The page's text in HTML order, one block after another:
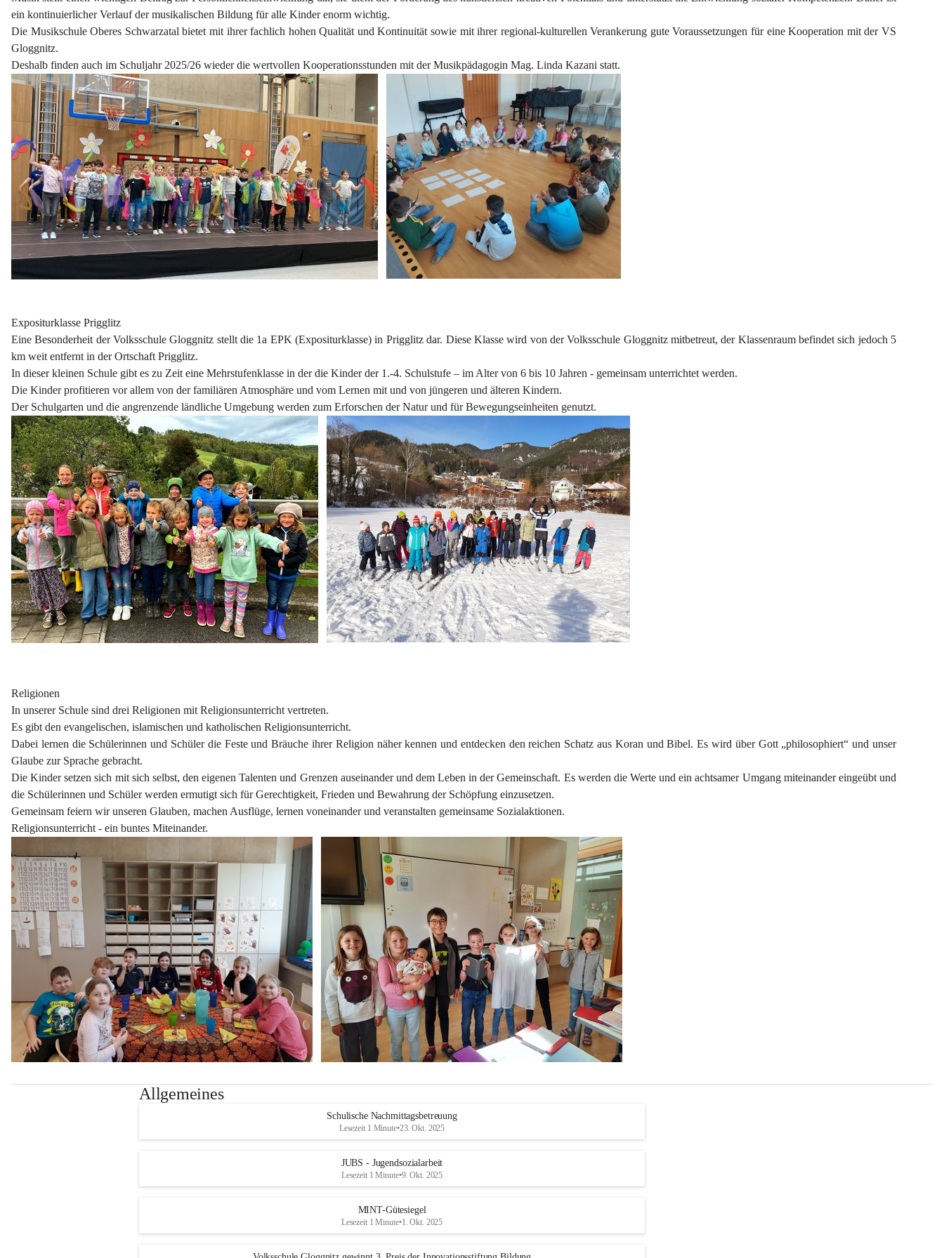
ein kontinuierlicher Verlauf der musikalischen Bildung für alle Kinder enorm wichtig.
Die Musikschule Oberes Schwarzatal bietet mit ihrer fachlich hohen Qualität und Kontinuität sowie mit ihrer regional-kulturellen Verankerung gute Voraussetzungen für eine Kooperation mit der VS
Gloggnitz.
Deshalb finden auch im Schuljahr 2025/26 wieder die wertvollen Kooperationsstunden mit der Musikpädagogin Mag. Linda Kazani statt.
Expositurklasse Prigglitz
Eine Besonderheit der Volksschule Gloggnitz stellt die 1a EPK (Expositurklasse) in Prigglitz dar. Diese Klasse wird von der Volksschule Gloggnitz mitbetreut, der Klassenraum befindet sich jedoch 5
km weit entfernt in der Ortschaft Prigglitz.
In dieser kleinen Schule gibt es zu Zeit eine Mehrstufenklasse in der die Kinder der 1.-4. Schulstufe – im Alter von 6 bis 10 Jahren - gemeinsam unterrichtet werden.
Die Kinder profitieren vor allem von der familiären Atmosphäre und vom Lernen mit und von jüngeren und älteren Kindern.
Der Schulgarten und die angrenzende ländliche Umgebung werden zum Erforschen der Natur und für Bewegungseinheiten genutzt.
Religionen
In unserer Schule sind drei Religionen mit Religionsunterricht vertreten.
Es gibt den evangelischen, islamischen und katholischen Religionsunterricht.
Dabei lernen die Schülerinnen und Schüler die Feste und Bräuche ihrer Religion näher kennen und entdecken den reichen Schatz aus Koran und Bibel. Es wird über Gott „philosophiert“ und unser
Glaube zur Sprache gebracht.
Die Kinder setzen sich mit sich selbst, den eigenen Talenten und Grenzen auseinander und dem Leben in der Gemeinschaft. Es werden die Werte und ein achtsamer Umgang miteinander eingeübt und
die Schülerinnen und Schüler werden ermutigt sich für Gerechtigkeit, Frieden und Bewahrung der Schöpfung einzusetzen.
Gemeinsam feiern wir unseren Glauben, machen Ausflüge, lernen voneinander und veranstalten gemeinsame Sozialaktionen.
Religionsunterricht - ein buntes Miteinander.
Allgemeines
Schulische Nachmittagsbetreuung
Lesezeit 1 Minute•23. Okt. 2025
JUBS - Jugendsozialarbeit
Lesezeit 1 Minute•9. Okt. 2025
MINT-Gütesiegel
Lesezeit 1 Minute•1. Okt. 2025